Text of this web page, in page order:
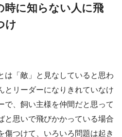
時に知らない人に飛
け
は「敵」と見なしていると思わ
とリーダーになりきれていなけ
で、飼い主様を仲間だと思って
と思いで飛びかかっている場合
傷つけて、いろいろ問題は起き